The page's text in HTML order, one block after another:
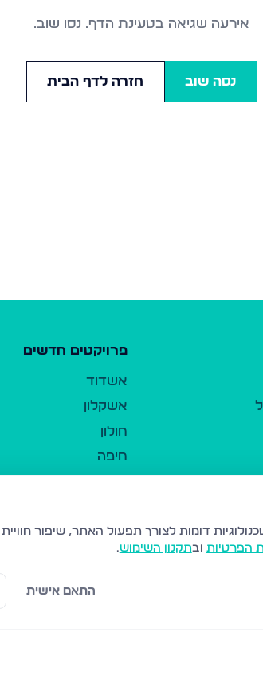
אירעה שגיאה בטעינת הדף. נסו שוב.
נסה שוב חזרה לדף הבית
פרויקטים חדשים
אשדוד
אשקלון
חולון
חיפה
נהריה
עמנואל
הפרטיות ובתקנון השימוש.
התאם אישית